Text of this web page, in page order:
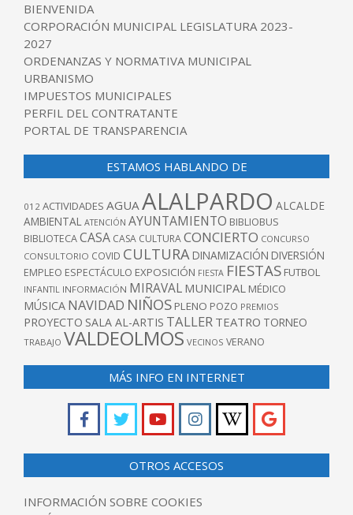
BIENVENIDA
CORPORACIÓN MUNICIPAL LEGISLATURA 2023-
2027
ORDENANZAS Y NORMATIVA MUNICIPAL
URBANISMO
IMPUESTOS MUNICIPALES
PERFIL DEL CONTRATANTE
PORTAL DE TRANSPARENCIA
ESTAMOS HABLANDO DE
012 ACTIVIDADES AGUAALALPARDO ALCALDE
AMBIENTAL ATENCIÓN AYUNTAMIENTO BIBLIOBUS
BIBLIOTECACASA CASA CULTURACONCIERTO CONCURSO
CONSULTORIO COVID CULTURA DINAMIZACIÓN DIVERSIÓN
EMPLEO ESPECTÁCULO EXPOSICIÓN FIESTA FIESTAS FUTBOL
INFANTIL INFORMACIÓN MIRAVAL MUNICIPAL MÉDICO
MÚSICA NAVIDAD NIÑOS PLENO POZO PREMIOS
PROYECTO SALA AL-ARTIS TALLER TEATRO TORNEO
TRABAJO VALDEOLMOS VECINOS VERANO
MÁS INFO EN INTERNET
OTROS ACCESOS
INFORMACIÓN SOBRE COOKIES